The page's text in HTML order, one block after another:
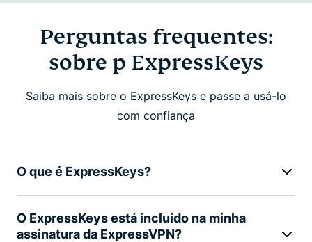
Perguntas frequentes:
sobre p ExpressKeys
Saiba mais sobre o ExpressKeys e passe a usá-lo
com confiança
O que é ExpressKeys?
O ExpressKeys está incluído na minha
assinatura da ExpressVPN?